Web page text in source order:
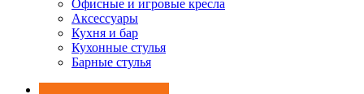
Офисные и игровые кресла
Аксессуары
Кухня и бар
Кухонные стулья
Барные стулья